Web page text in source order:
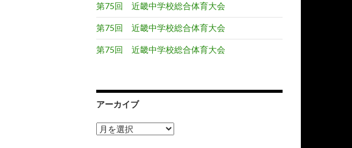
第75回 近畿中学校総合体育大会
第75回 近畿中学校総合体育大会
第75回 近畿中学校総合体育大会
アーカイブ
ア
ー